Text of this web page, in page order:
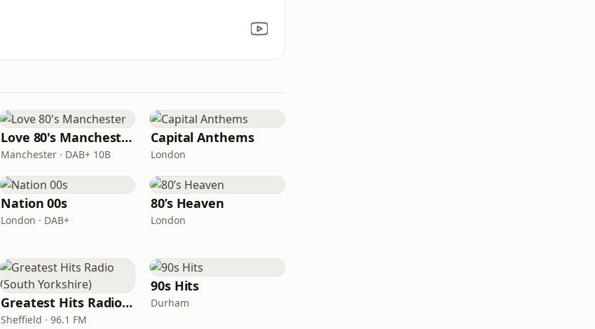
Love 80's Manchester
Manchester · DAB+ 10B
Capital Anthems
London
Nation 00s
London · DAB+
80’s Heaven
London
Greatest Hits Radio (South Yorkshire)
Sheffield · 96.1 FM
90s Hits
Durham